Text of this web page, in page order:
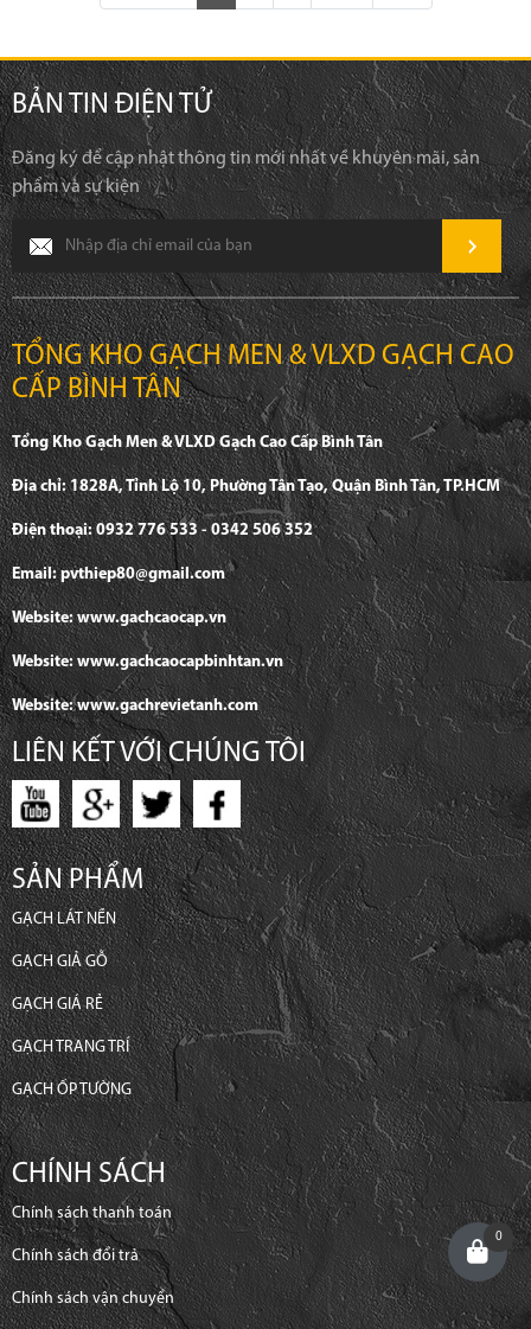
BẢN TIN ĐIỆN TỬ
Đăng ký để cập nhật thông tin mới nhất về khuyên mãi, sản
phẩm và sự kiện
TỔNG KHO GẠCH MEN & VLXD GẠCH CAO
CẤP BÌNH TÂN
Tổng Kho Gạch Men & VLXD Gạch Cao Cấp Bình Tân
Địa chỉ: 1828A, Tỉnh Lộ 10, Phường Tân Tạo, Quận Bình Tân, TP.HCM
Điện thoại: 0932 776 533 - 0342 506 352
Email: pvthiep80@gmail.com
Website: www.gachcaocap.vn
Website: www.gachcaocapbinhtan.vn
Website: www.gachrevietanh.com
LIÊN KẾT VỚI CHÚNG TÔI
SẢN PHẨM
GẠCH LÁT NỀN
GẠCH GIẢ GỖ
GẠCH GIÁ RẺ
GẠCH TRANG TRÍ
GẠCH ỐP TƯỜNG
CHÍNH SÁCH
Chính sách thanh toán
Chính sách đổi trả
Chính sách vận chuyển
0